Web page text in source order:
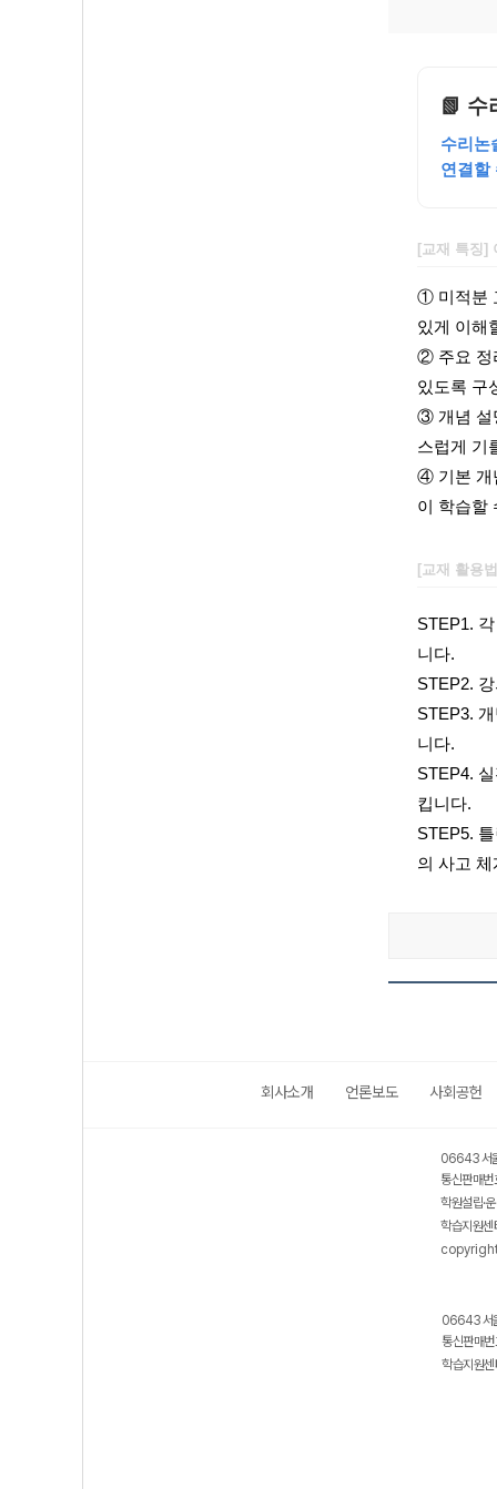
📗 수
수리논
연결할
[교재 특징]
① 미적분
있게 이해
② 주요 정
있도록 구
③ 개념 설
스럽게 기
④ 기본 개
이 학습할
[교재 활용
STEP1.
니다.
STEP2.
STEP3.
니다.
STEP4.
킵니다.
STEP5.
의 사고
회사소개 언론보도 사회공헌
06643 서
통신판매
학원설립·
학습지원
06643 서
통신판매
학습지원